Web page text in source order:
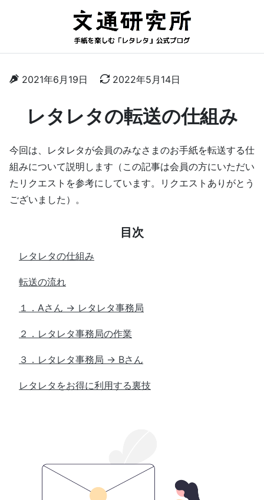
2021年6月19日 2022年5月14日
レタレタの転送の仕組み
今回は、レタレタが会員のみなさまのお手紙を転送する仕
組みについて説明します（この記事は会員の方にいただい
たリクエストを参考にしています。リクエストありがとう
ございました）。
目次
レタレタの仕組み
転送の流れ
１．Aさん → レタレタ事務局
２．レタレタ事務局の作業
３．レタレタ事務局 → Bさん
レタレタをお得に利用する裏技